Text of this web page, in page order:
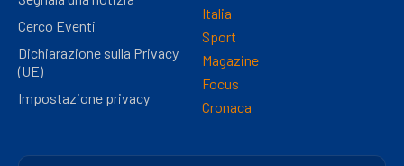
Cerco Eventi
Dichiarazione sulla Privacy
(UE)
Impostazione privacy
Italia
Sport
Magazine
Focus
Cronaca